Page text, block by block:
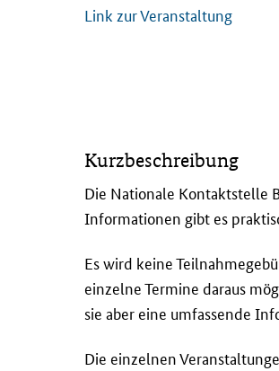
Link zur Veranstaltung
i
e
N
t
i
o
a
Kurzbeschreibung
Die Nationale Kontaktstelle
Informationen gibt es
Es wird keine
einzelne Termine daraus
sie aber eine umfassende
Die einzelnen